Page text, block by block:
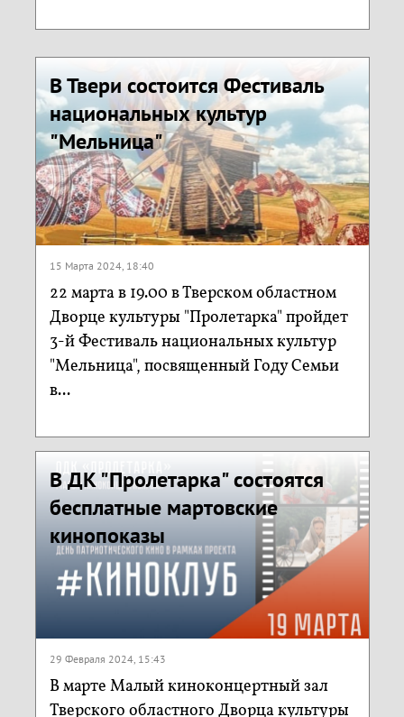
В Твери состоится Фестиваль
национальных культур
"Мельница"
15 Марта 2024, 18:40
22 марта в 19.00 в Тверском областном
Дворце культуры "Пролетарка" пройдет
3-й Фестиваль национальных культур
"Мельница", посвященный Году Семьи
в...
В ДК "Пролетарка" состоятся
бесплатные мартовские
кинопоказы
29 Февраля 2024, 15:43
В марте Малый киноконцертный зал
Тверского областного Дворца культуры